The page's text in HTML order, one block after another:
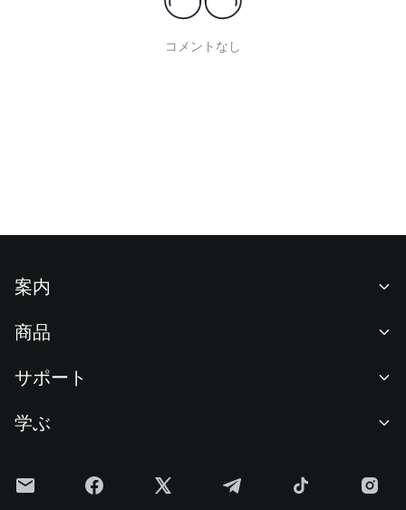
コメントなし
案内
ニュースルーム
F1 Oracle Red Bull Racing 公式スポンサー
商品
現物取引
投資センター
サポート
学ぶ
Gateニュース